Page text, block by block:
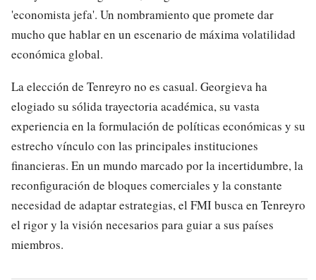
'economista jefa'. Un nombramiento que promete dar
mucho que hablar en un escenario de máxima volatilidad
económica global.
La elección de Tenreyro no es casual. Georgieva ha
elogiado su sólida trayectoria académica, su vasta
experiencia en la formulación de políticas económicas y su
estrecho vínculo con las principales instituciones
financieras. En un mundo marcado por la incertidumbre, la
reconfiguración de bloques comerciales y la constante
necesidad de adaptar estrategias, el FMI busca en Tenreyro
el rigor y la visión necesarios para guiar a sus países
miembros.